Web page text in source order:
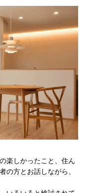
楽しかったこと、住ん
の方とお話しながら、